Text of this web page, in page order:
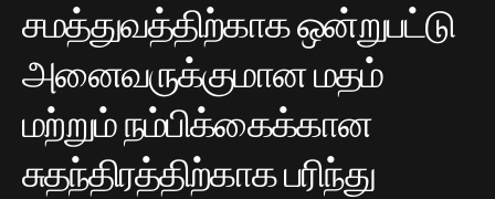
சமத்துவத்திற்காக ஒன்றுபட்டு
அனைவருக்குமான மதம்
மற்றும் நம்பிக்கைக்கான
சுதந்திரத்திற்காக பரிந்து